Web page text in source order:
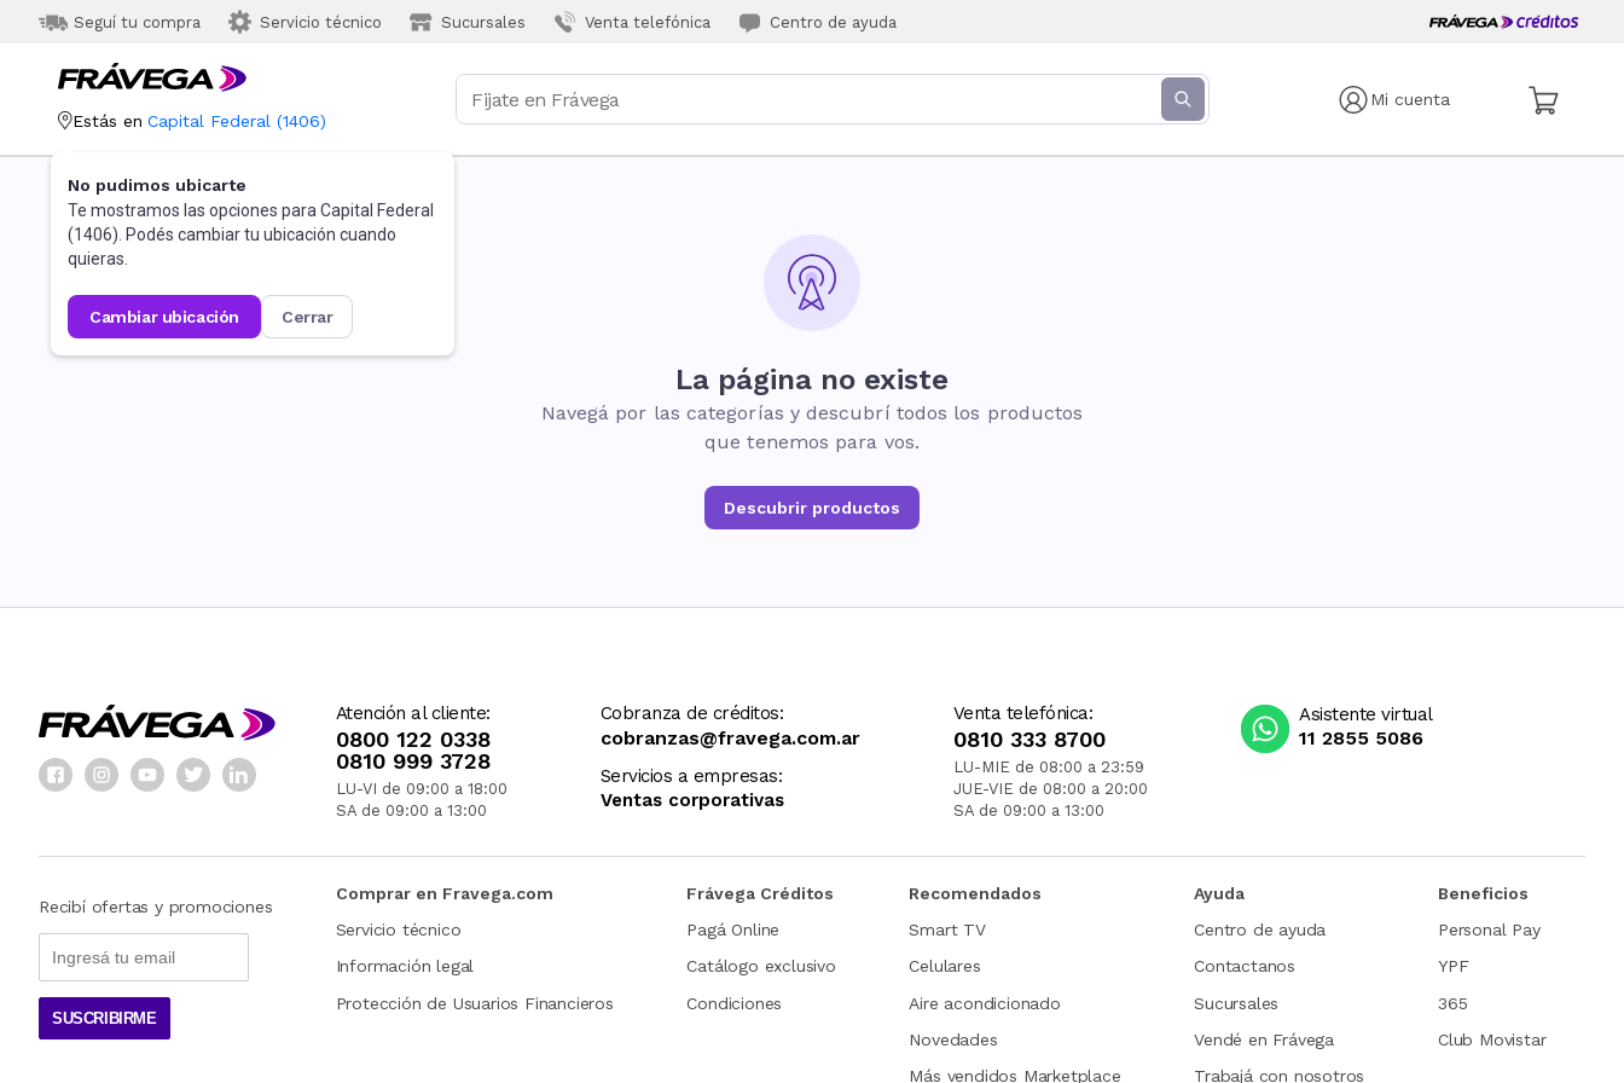
Seguí tu compra Servicio técnico Sucursales Venta telefónica Centro de ayuda
Mi cuenta
Estás en Capital Federal (1406)
No pudimos ubicarte
Te mostramos las opciones para Capital Federal
(1406). Podés cambiar tu ubicación cuando
quieras.
cambiar ubicación cerrar
La página no existe
Navegá por las categorías y descubrí todos los productos
que tenemos para vos.
Descubrir productos
Atención al cliente:
0800 122 0338
0810 999 3728
LU-VI de 09:00 a 18:00
SA de 09:00 a 13:00
Cobranza de créditos:
cobranzas@fravega.com.ar
Servicios a empresas:
Ventas corporativas
Venta telefónica:
0810 333 8700
LU-MIE de 08:00 a 23:59
JUE-VIE de 08:00 a 20:00
SA de 09:00 a 13:00
Asistente virtual
11 2855 5086
Recibí ofertas y promociones
SUSCRIBIRME
Comprar en Fravega.com
Servicio técnico
Información legal
Protección de Usuarios Financieros
Frávega Créditos
Pagá Online
Catálogo exclusivo
Condiciones
Recomendados
Smart TV
Celulares
Aire acondicionado
Novedades
Más vendidos Marketplace
Ayuda
Centro de ayuda
Contactanos
Sucursales
Vendé en Frávega
Trabajá con nosotros
Beneficios
Personal Pay
YPF
365
Club Movistar